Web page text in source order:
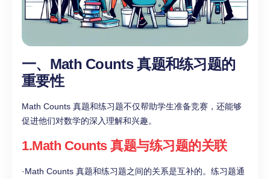
一、Math Counts 真题和练习题的
重要性
Math Counts 真题和练习题不仅帮助学生准备竞赛，还能够
促进他们对数学的深入理解和兴趣。
1.Math Counts 真题与练习题的关联
·Math Counts 真题和练习题之间的关系是互补的。练习题通